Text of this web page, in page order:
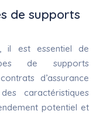
de supports
il est essentiel de
de supports
d’assurance
caractéristiques
potentiel et